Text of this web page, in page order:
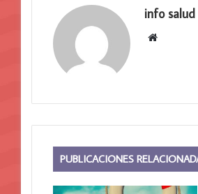
info salud
Sitio
PUBLICACIONES